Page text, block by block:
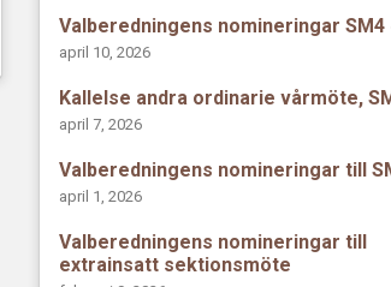
Valberedningens nomineringar SM4
april 10, 2026
Kallelse andra ordinarie vårmöte,
april 7, 2026
Valberedningens nomineringar till
april 1, 2026
Valberedningens nomineringar till
extrainsatt sektionsmöte